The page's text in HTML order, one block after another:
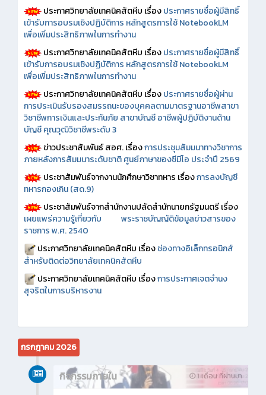
ประกาศวิทยาลัยเทคนิคสัตหีบ เรื่องประกาศรายชื่อผู้มีสิทธิ์
เข้ารับการอบรมเชิงปฏิบัติการ หลักสูตรการใช้ NotebookLM
เพื่อเพิ่มประสิทธิภาพในการทำงาน
ประกาศวิทยาลัยเทคนิคสัตหีบ เรื่องประกาศรายชื่อผู้มีสิทธิ์
เข้ารับการอบรมเชิงปฏิบัติการ หลักสูตรการใช้ NotebookLM
เพื่อเพิ่มประสิทธิภาพในการทำงาน
ประกาศวิทยาลัยเทคนิคสัตหีบ เรื่องประกาศรายชื่อผู้ผ่าน
การประเมินรับรองสมรรถนะของบุคคลตามมาตรฐานอาชีพสาขา
วิชาชีพการเงินและประกันภัย สาขาบัญชี อาชีพผู้ปฏิบัติงานด้าน
บัญชี คุณวุฒิวิชาชีพระดับ 3
ข่าวประชาสัมพันธ์ สอศ.เรื่องการประชุมสัมมนาทางวิชาการ
ภายหลังการสัมมนาระดับชาติ ศูนย์ภาษาของซีมีโอ ประจำปี 2569
ประชาสัมพันธ์จากงานนักศึกษาวิชาทหาร เรื่องการลงบัญชี
ทหารกองเกิน (สด.9)
ประชาสัมพันธ์จากสำนักงานปลัดสำนักนายกรัฐมนตรี เรื่อง
เผยแพร่ความรู้เกี่ยวกับ พระราชบัญญัติข้อมูลข่าวสารของ
ราชการ พ.ศ. 2540
ประกาศวิทยาลัยเทคนิคสัตหีบ เรื่องช่องทางอิเล็กทรอนิกส์
สำหรับติดต่อวิทยาลัยเทคนิคสัตหีบ
ประกาศวิทยาลัยเทคนิคสัตหีบ เรื่องการประกาศเจตจำนง
สุจริตในการบริหารงาน
กรกฎาคม 2026
1 เดือน ที่ผ่านมา
กิจกรรมภายใน